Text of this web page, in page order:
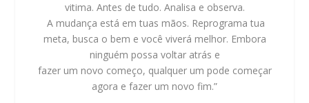
vitima. Antes de tudo. Analisa e observa.
A mudança está em tuas mãos. Reprograma tua
meta, busca o bem e você viverá melhor. Embora
ninguém possa voltar atrás e
fazer um novo começo, qualquer um pode começar
agora e fazer um novo fim.”